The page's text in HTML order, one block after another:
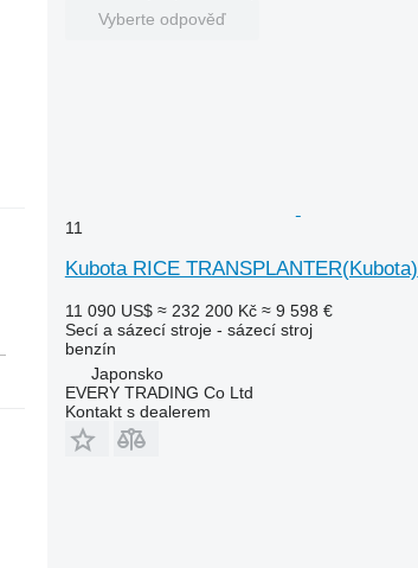
Vyberte odpověď
11
Kubota RICE TRANSPLANTER(Kubota)
11 090 US$ ≈ 232 200 Kč ≈ 9 598 €
Secí a sázecí stroje - sázecí stroj
benzín
Japonsko
EVERY TRADING Co Ltd
Kontakt s dealerem